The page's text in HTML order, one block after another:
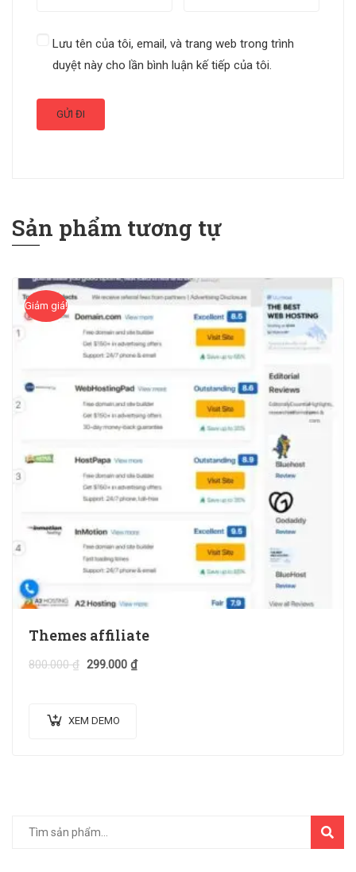
Lưu tên của tôi, email, và trang web trong trình
duyệt này cho lần bình luận kế tiếp của tôi.
Sản phẩm tương tự
Giảm giá!
Themes affiliate
800.000₫ 299.000 ₫
XEM DEMO
TÌM